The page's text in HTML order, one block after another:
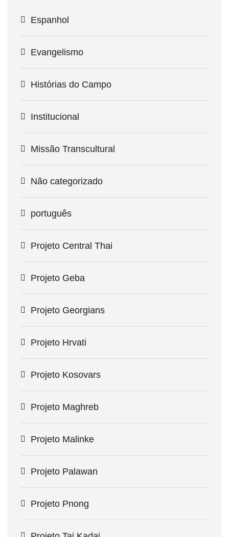
Espanhol
Evangelismo
Histórias do Campo
Institucional
Missão Transcultural
Não categorizado
português
Projeto Central Thai
Projeto Geba
Projeto Georgians
Projeto Hrvati
Projeto Kosovars
Projeto Maghreb
Projeto Malinke
Projeto Palawan
Projeto Pnong